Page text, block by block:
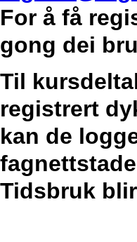
For å få
gong dei
Til
registrert
kan de
Tidsbruk